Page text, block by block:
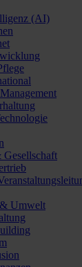
(AI)
Umwelt